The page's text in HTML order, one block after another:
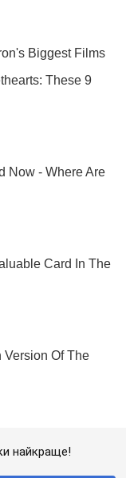
найкраще!